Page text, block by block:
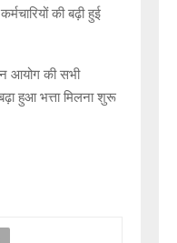
की बढ़ी हुई
आयोग की सभी
हुआ भत्ता मिलना शुरू